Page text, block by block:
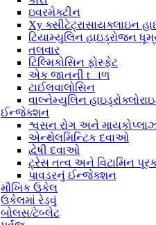
ઇવરમેક્ટીન
Xy ક્સીટેટ્રાસાયક્લાઇન
ટિયામ્યુલિન હાઇડ્રોજન
તલવાર
ટિલ્મિકોસિન ફોસ્ફેટ
એક જાતની tાળ
ટાઈલવાલોસિન
વાલ્નેમ્યુલિન
ઈન્જેક્શન
શ્વસન રોગ અને
એન્થેલમિન્ટિક દવાઓ
દ્વેષી દવાઓ
ટ્રેસ તત્વ અને વિટામિન
પાવડરનું ઈન્જેક્શન
મૌખિક ઉકેલ
ઉકેલમાં રેડવું
બોલસ/ટેબ્લેટ